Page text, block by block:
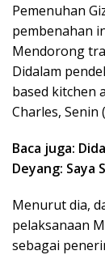
Pemenuhan
pembenahan
Mendorong
Didalam
based kitchen
Charles, Senin
Baca juga:
Deyang: Saya
Menurut dia,
pelaksanaan
sebagai